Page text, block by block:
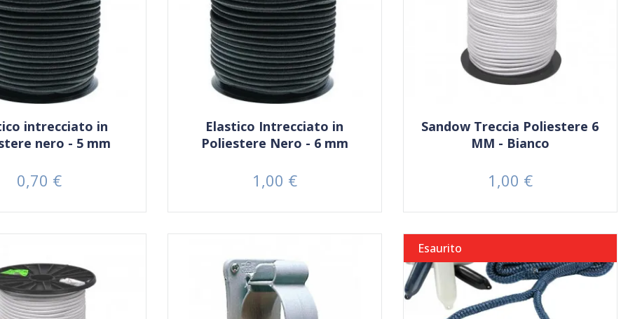
intrecciato in
nero - 5 mm
Prezzo
0,70 €
Elastico Intrecciato in
Poliestere Nero - 6 mm
Prezzo
1,00 €
Sandow Treccia Poliestere 6
MM - Bianco
Prezzo
1,00 €
Esaurito